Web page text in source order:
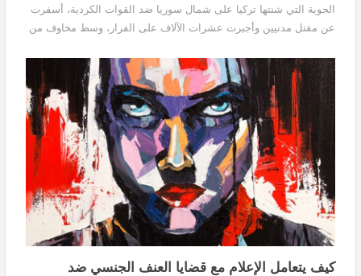
الجوية التي شنتها تركيا على شمال سوريا ضد القوات الكردية، أسفرت
عن مقتل مدنيين وأجبرت عشرات الآلاف على الفرار، وسط مخاوف من
كيف يتعامل الإعلام مع قضايا العنف الجنسي ضد